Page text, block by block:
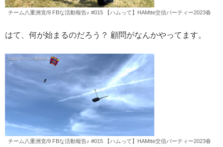
チーム八重洲党/9 FBな活動報告♪ #015 【ハムって】HAMtte交信パーティー2023春
はて、何が始まるのだろう？ 顧問がなんかやってます。
チーム八重洲党/9 FBな活動報告♪ #015 【ハムって】HAMtte交信パーティー2023春